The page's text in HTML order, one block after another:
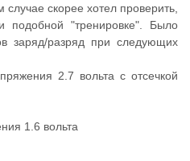
скорее хотел проверить,
подобной "тренировке". Было
заряд/разряд при следующих
2.7 вольта с отсечкой
1.6 вольта